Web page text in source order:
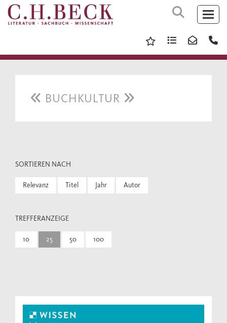
BUCHKULTUR
SORTIEREN NACH
Relevanz Titel Jahr Autor
TREFFERANZEIGE
10 25 50 100